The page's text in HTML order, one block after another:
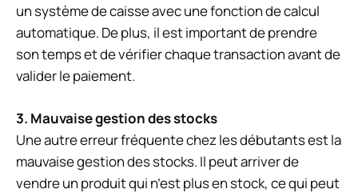
un système de caisse avec une fonction de calcul
automatique. De plus, il est important de prendre
son temps et de vérifier chaque transaction avant de
valider le paiement.
3. Mauvaise gestion des stocks
Une autre erreur fréquente chez les débutants est la
mauvaise gestion des stocks. Il peut arriver de
vendre un produit qui n’est plus en stock, ce qui peut